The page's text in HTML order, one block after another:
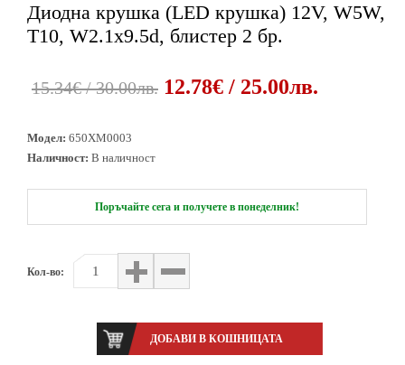
Диодна крушка (LED крушка) 12V, W5W,
T10, W2.1x9.5d, блистер 2 бр.
15.34€ / 30.00лв. 12.78€ / 25.00лв.
Модел: 650XM0003
Наличност: В наличност
Поръчайте сега и получете в понеделник!
Кол-во: